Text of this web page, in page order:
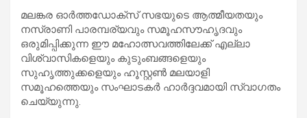
മലങ്കര ഓർത്തഡോക്സ് സഭയുടെ ആത്മീയതയും
നസ്രാണി പാരമ്പര്യവും സമൂഹസൗഹൃദവും
ഒരുമിപ്പിക്കുന്ന ഈ മഹോത്സവത്തിലേക്ക് എല്ലാ
വിശ്വാസികളെയും കുടുംബങ്ങളെയും
സുഹൃത്തുക്കളെയും ഹൂസ്റ്റൺ മലയാളി
സമൂഹത്തെയും സംഘാടകർ ഹാർദ്ദവമായി സ്വാഗതം
ചെയ്യുന്നു.